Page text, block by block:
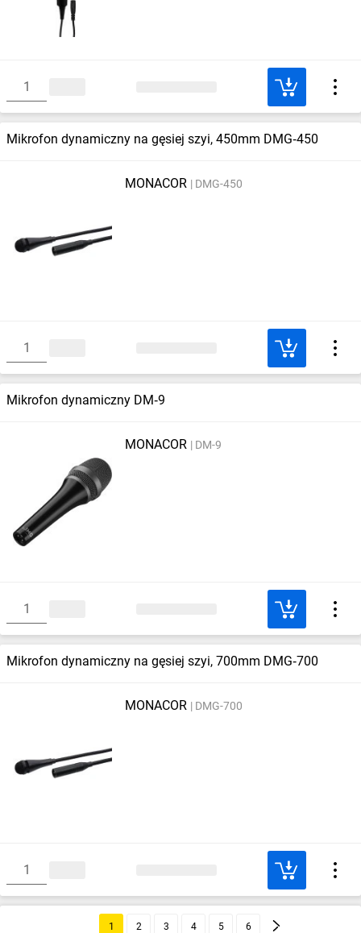
Mikrofon dynamiczny na gęsiej szyi, 450mm DMG‑450
MONACOR DMG-450
Mikrofon dynamiczny DM‑9
MONACOR DM-9
Mikrofon dynamiczny na gęsiej szyi, 700mm DMG‑700
MONACOR DMG-700
1 2 3 4 5 6